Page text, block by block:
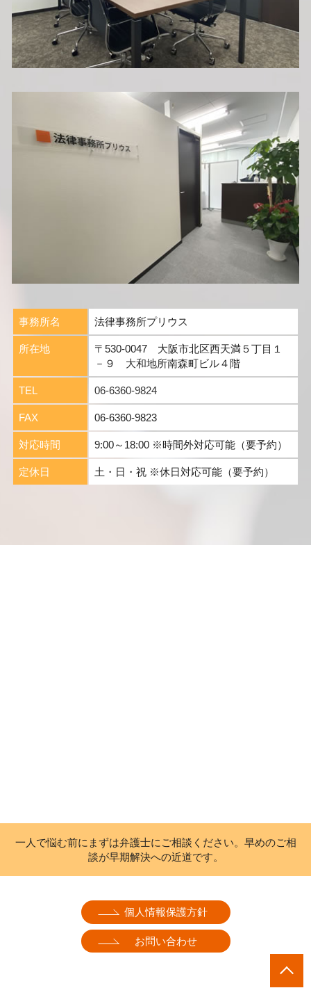
事務所名 法律事務所プリウス
所在地
〒530-0047 大阪市北区西天満５丁目１
－９ 大和地所南森町ビル４階
TEL 06-6360-9824
FAX 06-6360-9823
対応時間 9:00～18:00 ※時間外対応可能（要予約）
定休日 土・日・祝 ※休日対応可能（要予約）
一人で悩む前にまずは弁護士にご相談ください。早めのご相
談が早期解決への近道です。
個人情報保護方針
お問い合わせ